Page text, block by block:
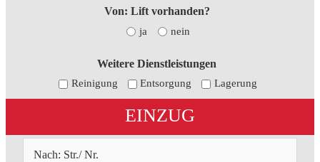
Von: Lift vorhanden?
ja
nein
Weitere Dienstleistungen
Reinigung
Entsorgung Lagerung
EINZUG